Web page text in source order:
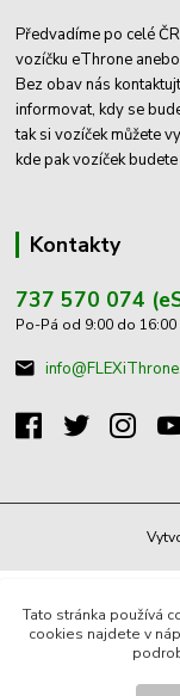
Předvadíme po celé
vozíčku eThrone
Bez obav nás
informovat, kdy se
tak si vozíček můžete
kde pak vozíček
Kontakty
737 570 074
Po-Pá od 9:00 do 16:00
Tato stránka používá
cookies najdete v